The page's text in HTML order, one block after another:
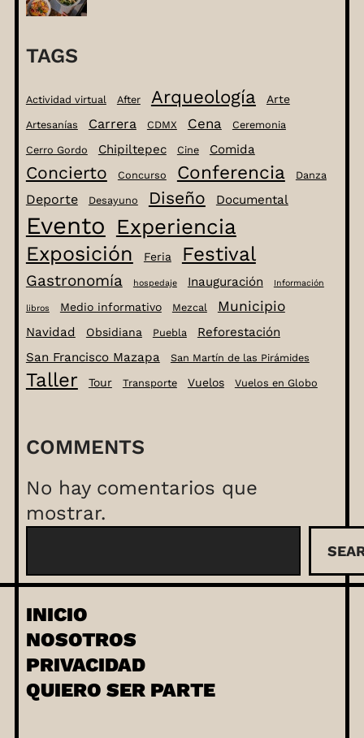
TAGS
Actividad virtual After Arqueología Arte
Artesanías Carrera CDMX Cena Ceremonia
Cerro Gordo Chipiltepec Cine Comida
Concierto Concurso Conferencia Danza
Deporte Desayuno Diseño Documental
Evento Experiencia
Exposición Feria Festival
Gastronomía hospedaje Inauguración Información
libros Medio informativo Mezcal Municipio
Navidad Obsidiana Puebla
Reforestación
San Francisco Mazapa
San Martín de las Pirámides
Taller Tour Transporte Vuelos Vuelos en Globo
COMMENTS
No hay comentarios que
mostrar.
s
c
a
r
INICIO
NOSOTROS
PRIVACIDAD
QUIERO SER PARTE